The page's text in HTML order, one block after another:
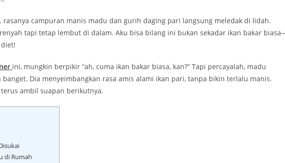
campuran manis madu dan gurih daging pari langsung meledak di lidah.
tapi tetap lembut di dalam. Aku bisa bilang ini bukan sekadar ikan bakar
ini, mungkin berpikir “ah, cuma ikan bakar biasa, kan?” Tapi percayalah, madu
Dia menyeimbangkan rasa amis alami ikan pari, tanpa bikin terlalu manis.
ambil suapan berikutnya.
di Rumah